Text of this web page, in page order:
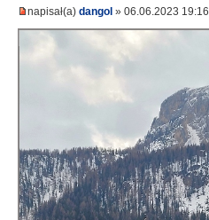
napisał(a) dangol » 06.06.2023 19:16